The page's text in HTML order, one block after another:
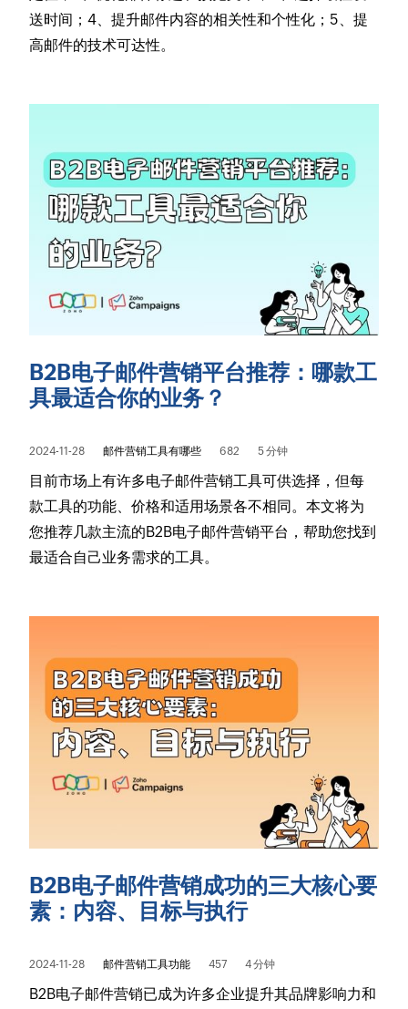
送时间；4、提升邮件内容的相关性和个性化；5、提
高邮件的技术可达性。
B2B电子邮件营销平台推荐：哪款工
具最适合你的业务？
2024-11-28 邮件营销工具有哪些 682 5 分钟
目前市场上有许多电子邮件营销工具可供选择，但每
款工具的功能、价格和适用场景各不相同。本文将为
您推荐几款主流的B2B电子邮件营销平台，帮助您找到
最适合自己业务需求的工具。
B2B电子邮件营销成功的三大核心要
素：内容、目标与执行
2024-11-28 邮件营销工具功能 457 4 分钟
B2B电子邮件营销已成为许多企业提升其品牌影响力和